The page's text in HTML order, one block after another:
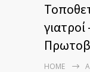
HOME